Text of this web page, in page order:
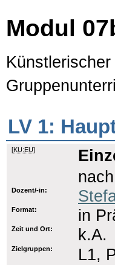
Modul
LV 1:
[KU:EU]
Dozent/-in:
Format: in
Zeit und Ort: k.A.
Zielgruppen: L1,